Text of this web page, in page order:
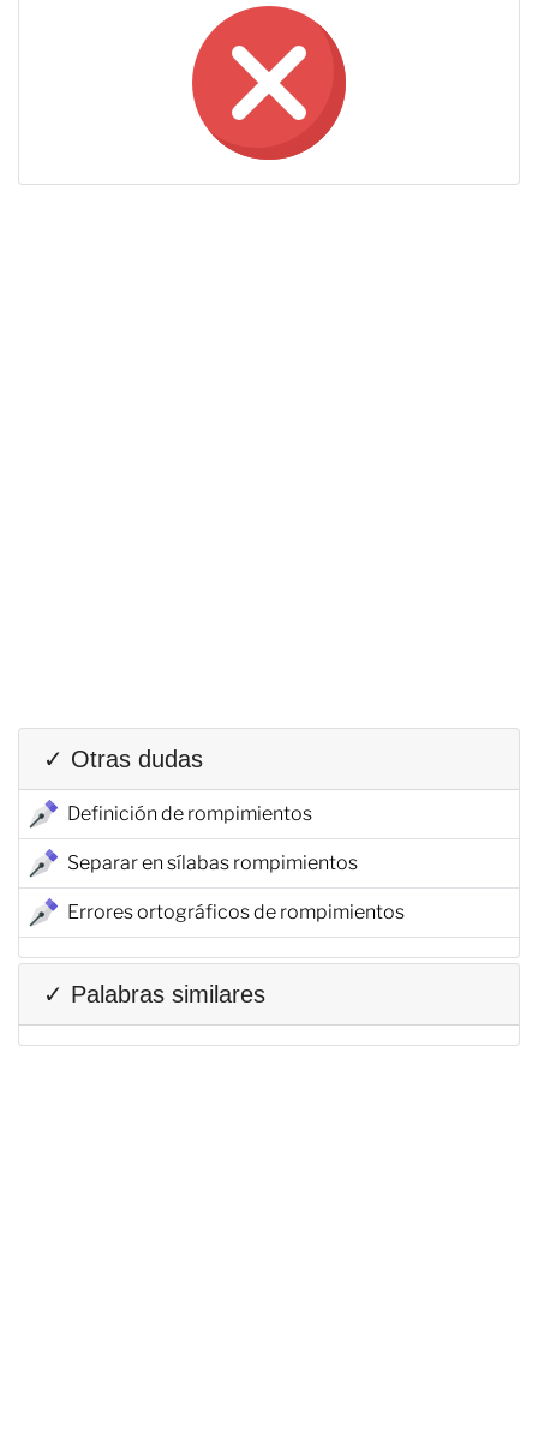
✓ Otras dudas
Definición de rompimientos
Separar en sílabas rompimientos
Errores ortográficos de rompimientos
✓ Palabras similares